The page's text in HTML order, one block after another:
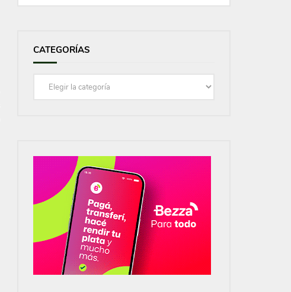
CATEGORÍAS
Categorías